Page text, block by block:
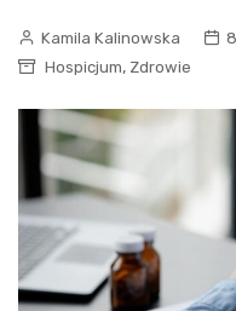
Kamila Kalinowska
Hospicjum, Zdrowie